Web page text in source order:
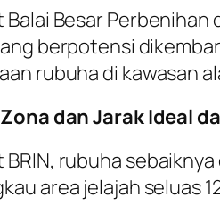
Besar Perbenihan
berpotensi
rubuha di kawasan
dan Jarak Ideal
rubuha
area jelajah seluas